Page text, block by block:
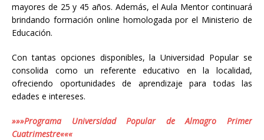
mayores de 25 y 45 años. Además, el Aula Mentor continuará
brindando formación online homologada por el Ministerio de
Educación.
Con tantas opciones disponibles, la Universidad Popular se
consolida como un referente educativo en la localidad,
ofreciendo oportunidades de aprendizaje para todas las
edades e intereses.
»»»Programa Universidad Popular de Almagro Primer
Cuatrimestre«««